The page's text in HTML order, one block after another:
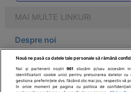
MAI MULTE LINKURI
Despre noi
Legal
Drepturile consumatorului
Nouă ne pasă ca datele tale personale să rămână
Noi și partenerii noștri961
stocăm și/sau accesăm
identificatorii cookie unici pentru prelucrarea datelor cu
gestiona preferințele dvs. făcând clic mai jos, respectiv vă
în orice moment pe pagina cu politica de